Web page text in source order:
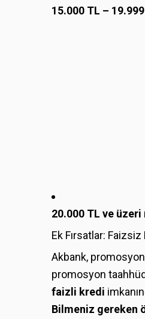
15.000 TL –
20.000 TL ve
Ek Fırsatlar:
Akbank, promosyon
promosyon
faizli kredi
Bilmeniz gereken